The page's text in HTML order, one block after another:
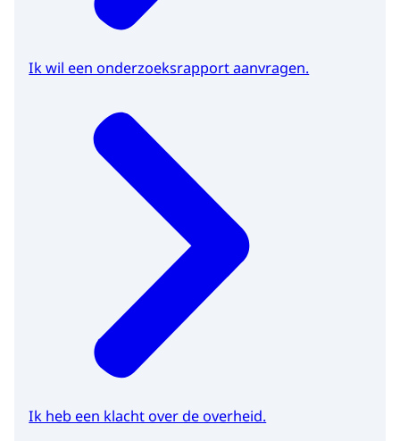
Ik wil een onderzoeksrapport aanvragen.
Ik heb een klacht over de overheid.